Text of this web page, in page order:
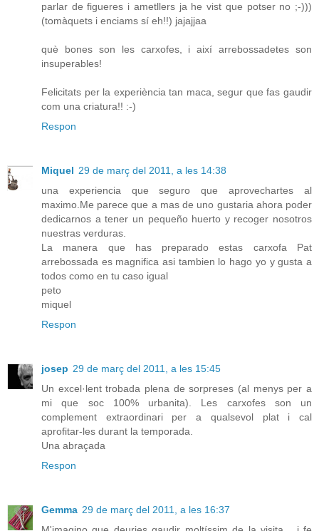
parlar de figueres i ametllers ja he vist que potser no ;-)))
(tomàquets i enciams sí eh!!) jajajjaa
què bones son les carxofes, i així arrebossadetes son
insuperables!
Felicitats per la experiència tan maca, segur que fas gaudir
com una criatura!! :-)
Respon
Miquel 29 de març del 2011, a les 14:38
una experiencia que seguro que aprovechartes al
maximo.Me parece que a mas de uno gustaria ahora poder
dedicarnos a tener un pequeño huerto y recoger nosotros
nuestras verduras.
La manera que has preparado estas carxofa Pat
arrebossada es magnifica asi tambien lo hago yo y gusta a
todos como en tu caso igual
peto
miquel
Respon
josep 29 de març del 2011, a les 15:45
Un excel·lent trobada plena de sorpreses (al menys per a
mi que soc 100% urbanita). Les carxofes son un
complement extraordinari per a qualsevol plat i cal
aprofitar-les durant la temporada.
Una abraçada
Respon
Gemma 29 de març del 2011, a les 16:37